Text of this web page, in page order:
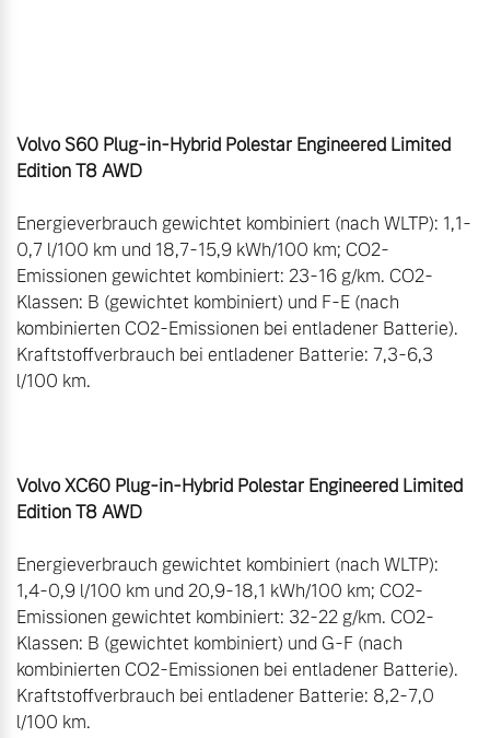
Volvo S60 Plug-in-Hybrid Polestar Engineered Limited
Edition T8 AWD
Energieverbrauch gewichtet kombiniert (nach WLTP): 1,1-
0,7 l/100 km und 18,7-15,9 kWh/100 km; CO2-
Emissionen gewichtet kombiniert: 23-16 g/km. CO2-
Klassen: B (gewichtet kombiniert) und F-E (nach
kombinierten CO2-Emissionen bei entladener Batterie).
Kraftstoffverbrauch bei entladener Batterie: 7,3-6,3
l/100 km.
Volvo XC60 Plug-in-Hybrid Polestar Engineered Limited
Edition T8 AWD
Energieverbrauch gewichtet kombiniert (nach WLTP):
1,4-0,9 l/100 km und 20,9-18,1 kWh/100 km; CO2-
Emissionen gewichtet kombiniert: 32-22 g/km. CO2-
Klassen: B (gewichtet kombiniert) und G-F (nach
kombinierten CO2-Emissionen bei entladener Batterie).
Kraftstoffverbrauch bei entladener Batterie: 8,2-7,0
l/100 km.